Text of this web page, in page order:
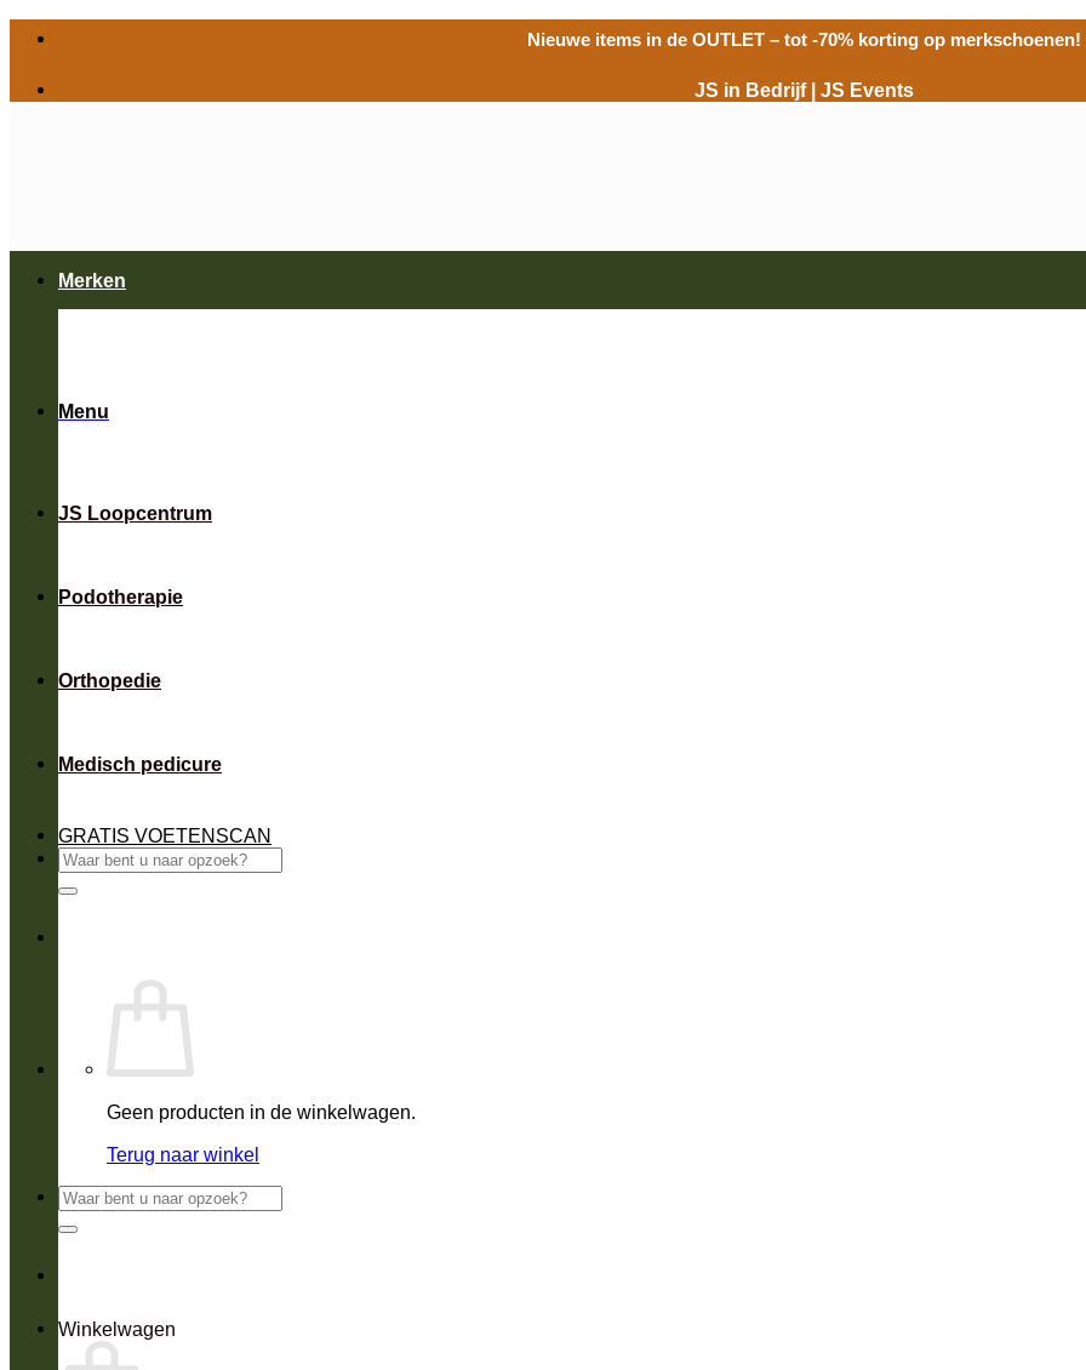
Nieuwe items in de OUTLET– tot -70% korting op merkschoenen!
JS in Bedrijf JS Events
Menu
JS Loopcentrum
Podotherapie
Orthopedie
Medisch pedicure
GRATIS VOETENSCAN
Zoeken
naar:
Geen producten in de winkelwagen.
Terug naar winkel
Zoeken
Winkelwagen
Merken